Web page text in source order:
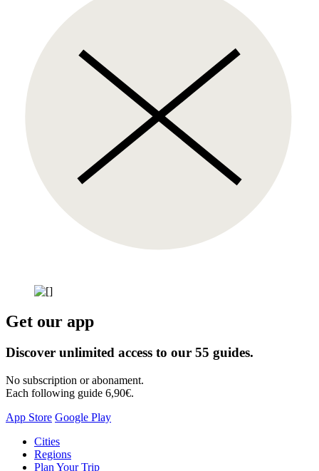
Get our app
Discover unlimited access to our 55 guides.
No subscription or abonament.
Each following guide 6,90€.
App Store Google Play
Skip
content
Cities
Regions
Plan Your Trip